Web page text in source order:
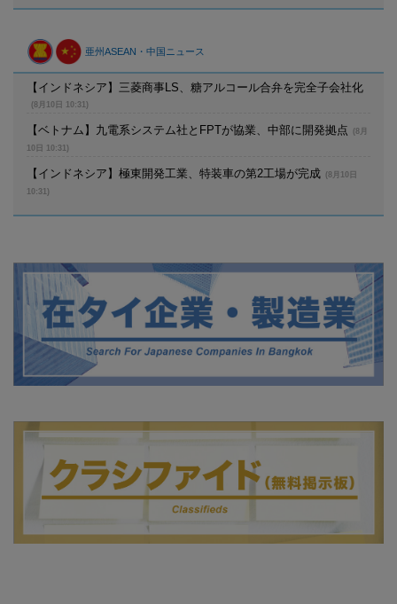
亜州ASEAN・中国ニュース
【インドネシア】三菱商事LS、糖アルコール合弁を完全子会社化
(8月10日 10:31)
【ベトナム】九電系システム社とFPTが協業、中部に開発拠点
(8月
10日 10:31)
【インドネシア】極東開発工業、特装車の第2工場が完成
(8月10日
10:31)